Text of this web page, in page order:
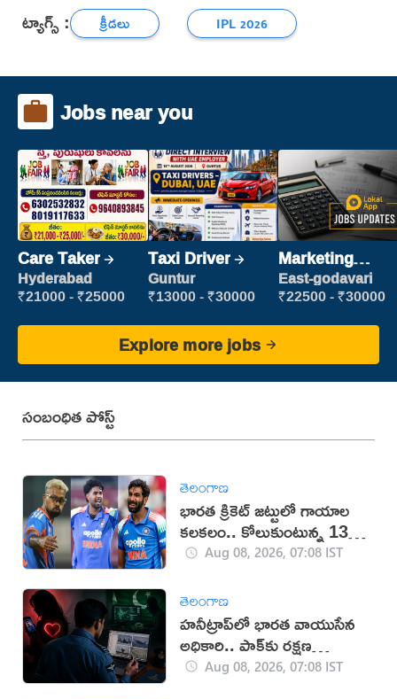
ట్యాగ్స్ : క్రీడలు IPL 2026
Jobs near you
Care Taker
Hyderabad
₹21000 - ₹25000
Taxi Driver
Guntur
₹13000 - ₹30000
Marketing
Executive
East-godavari
₹22500 - ₹30000
Explore more jobs
సంబంధిత పోస్ట్
తెలంగాణ
భారత క్రికెట్ జట్టులో గాయాల
కలకలం.. కోలుకుంటున్న 13
మంది ప్లేయర్లు
Aug 08, 2026, 07:08 IST
తెలంగాణ
హనీట్రాప్‌లో భారత వాయుసేన
అధికారి.. పాక్‌కు రక్షణ
రహస్యాలు లీక్
Aug 08, 2026, 07:08 IST